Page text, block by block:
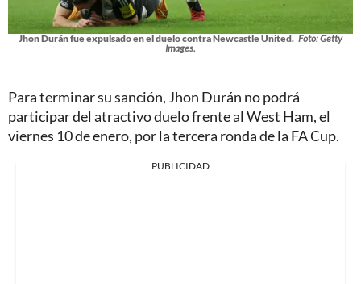
Jhon Durán fue expulsado en el duelo contra Newcastle United. Foto: Getty
Images.
Para terminar su sanción, Jhon Durán no podrá
participar del atractivo duelo frente al West Ham, el
viernes 10 de enero, por la tercera ronda de la FA Cup.
PUBLICIDAD